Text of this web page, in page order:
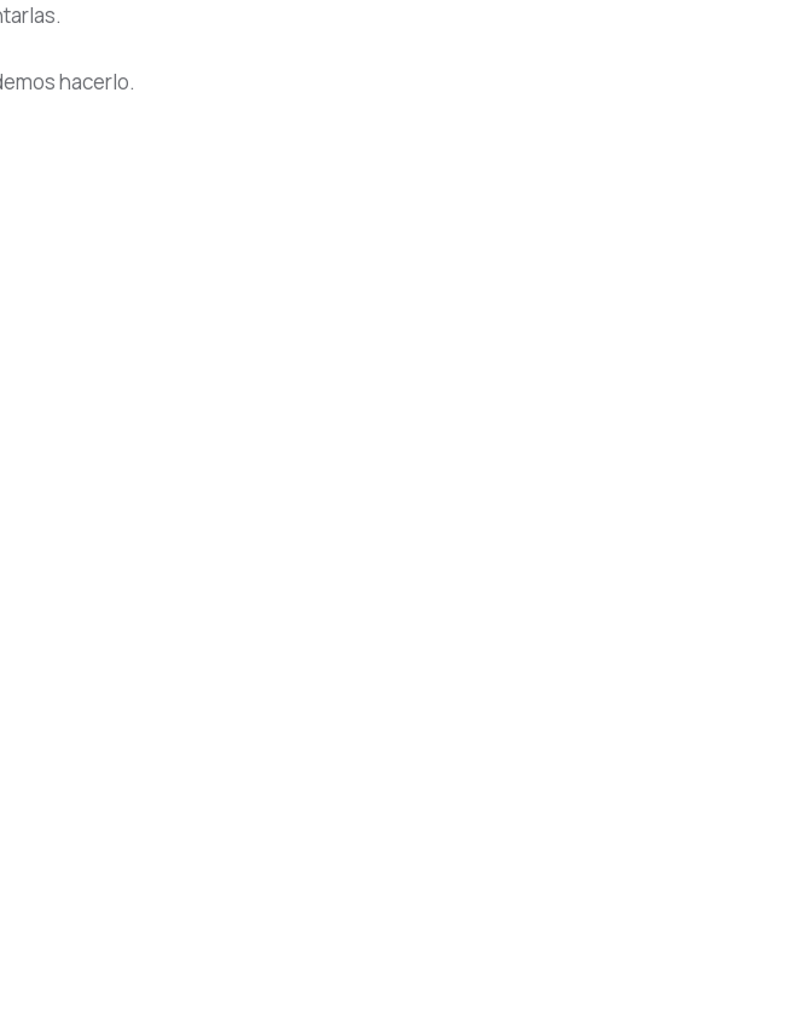
hacerlo.